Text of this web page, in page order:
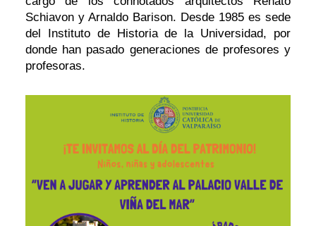
Schiavon y Arnaldo Barison. Desde 1985 es sede
del Instituto de Historia de la Universidad, por
donde han pasado generaciones de profesores y
profesoras.